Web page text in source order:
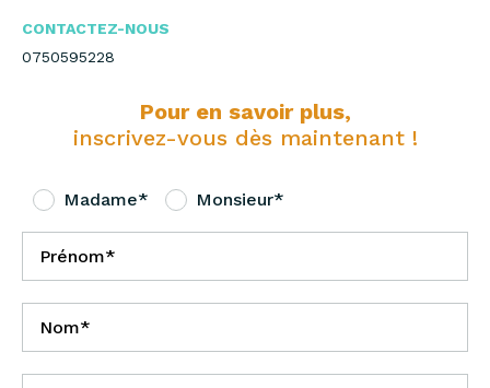
CONTACTEZ-NOUS
0750595228
Pour en savoir plus,
inscrivez-vous dès maintenant !
Madame* Monsieur*